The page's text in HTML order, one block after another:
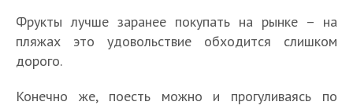
Фрукты лучше заранее покупать на рынке – на
пляжах это удовольствие обходится слишком
дорого.
Конечно же, поесть можно и прогуливаясь по